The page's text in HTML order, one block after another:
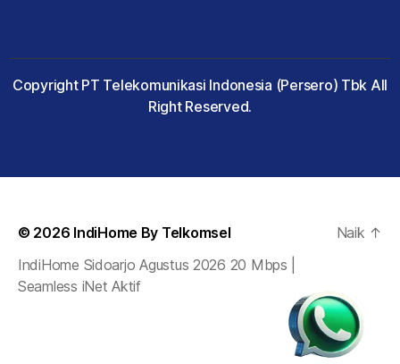
Copyright PT Telekomunikasi Indonesia (Persero) Tbk All
Right Reserved.
© 2026 IndiHome By Telkomsel
IndiHome Sidoarjo Agustus 2026 20 Mbps |
Seamless iNet Aktif
Naik ↑